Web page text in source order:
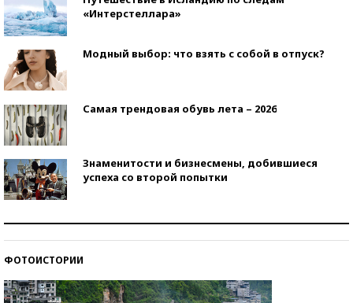
«Интерстеллара»
Модный выбор: что взять с собой в отпуск?
Самая трендовая обувь лета – 2026
Знаменитости и бизнесмены, добившиеся
успеха со второй попытки
ФОТОИСТОРИИ